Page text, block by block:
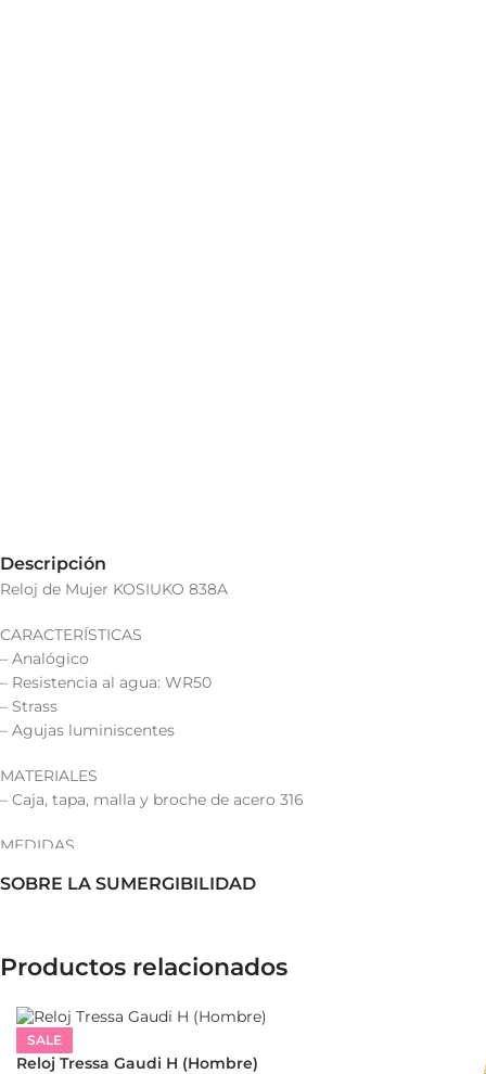
Descripción
Reloj de Mujer KOSIUKO 838A
CARACTERÍSTICAS
– Analógico
– Resistencia al agua: WR50
– Strass
– Agujas luminiscentes
MATERIALES
– Caja, tapa, malla y broche de acero 316
MEDIDAS
– Espesor de la caja : 8 mm.
SOBRE LA SUMERGIBILIDAD
Productos relacionados
SALE
Reloj Tressa Gaudi H (Hombre)